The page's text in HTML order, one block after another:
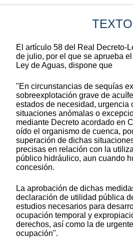
TEXTO
El artículo 58 del Real Decreto-
de julio, por el que se aprueba
Ley de Aguas, dispone que
"En circunstancias de sequías
sobreexplotación grave de
estados de necesidad, urgencia
situaciones anómalas o
mediante Decreto acordado en
oído el organismo de cuenca,
superación de dichas
precisas en relación con la
público hidráulico, aun cuando
concesión.
La aprobación de dichas
declaración de utilidad pública
estudios necesarios para
ocupación temporal y
derechos, así como la de
ocupación".